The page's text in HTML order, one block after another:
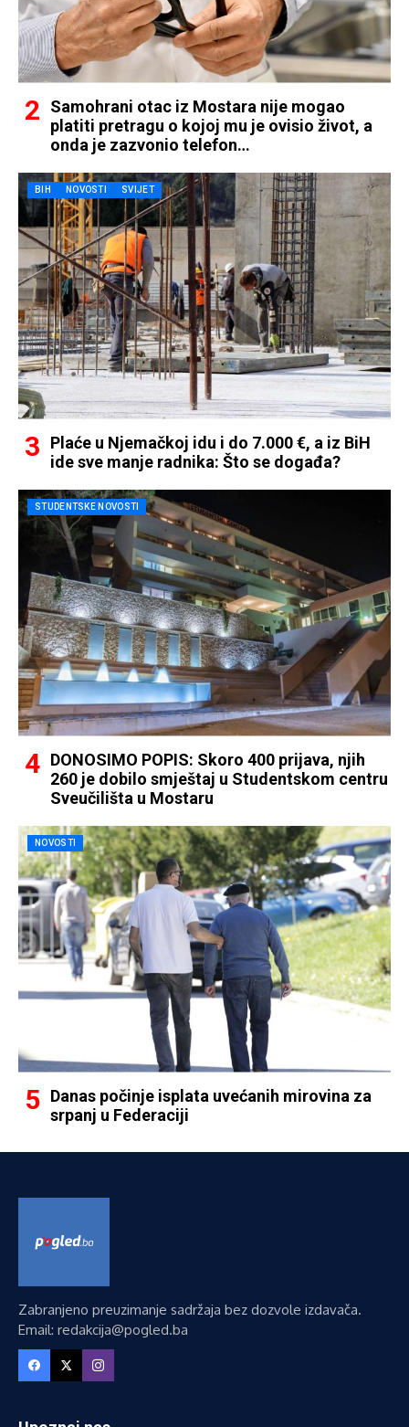
Samohrani otac iz Mostara nije mogao
platiti pretragu o kojoj mu je ovisio život, a
onda je zazvonio telefon…
BIH NOVOSTI SVIJET
Plaće u Njemačkoj idu i do 7.000 €, a iz BiH
ide sve manje radnika: Što se događa?
STUDENTSKE NOVOSTI
DONOSIMO POPIS: Skoro 400 prijava, njih
260 je dobilo smještaj u Studentskom centru
Sveučilišta u Mostaru
NOVOSTI
Danas počinje isplata uvećanih mirovina za
srpanj u Federaciji
Zabranjeno preuzimanje sadržaja bez dozvole izdavača.
Email: redakcija@pogled.ba